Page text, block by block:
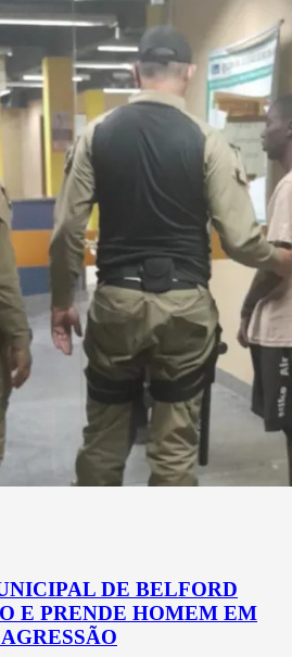
DE BELFORD
E PRENDE HOMEM EM